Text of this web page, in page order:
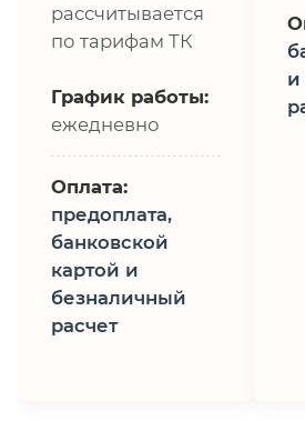
рассчитывается
по тарифам ТК
График работы:
ежедневно
Оплата:
предоплата,
банковской
картой и
безналичный
расчет
и